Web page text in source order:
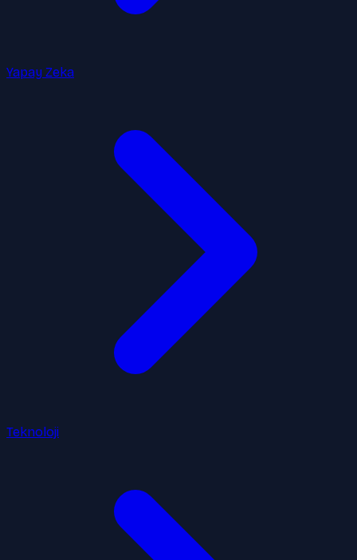
Yapay Zeka
Teknoloji